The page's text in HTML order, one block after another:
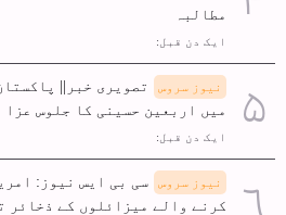
مطالبہ
ایک دن قبل:
نیوز سروس
تصویری خبر||
میں اربعین حسینی کا جلوس عزا
ایک دن قبل:
نیوز سروس
سی بی ایس نیوز:
کرنے والے میزائلوں کے ذخائر